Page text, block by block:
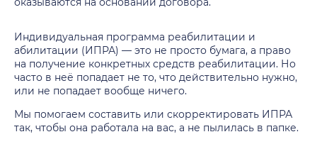
Индивидуальная программа реабилитации и
абилитации (ИПРА) — это не просто бумага, а право
на получение конкретных средств реабилитации. Но
часто в неё попадает не то, что действительно нужно,
или не попадает вообще ничего.
Мы помогаем составить или скорректировать ИПРА
так, чтобы она работала на вас, а не пылилась в папке.